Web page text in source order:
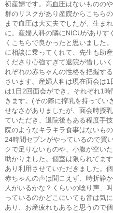
初産婦です。高血圧はないものの
群のリスクがあり産院からこちら
まで血圧は大丈夫でしたが、生ま
に。産婦人科の隣にNICUがありす
くこちらで良かったと思いました
に相談に乗ってくれて、先生も助
くださり心強すぎて退院が惜しい
れぞれの赤ちゃんの性格を把握す
さいます。産婦人科は現在面会は
は1日2回面会ができ、それぞれ1
きます。(その際に搾乳を持ってい
せなさがありましたが、面会時授
ていただき、退院後もある程度手
院のようなキラキラ食事はないも
24時間セブンがやっているので買
クで足りないものや、小腹が空い
助かりました。個室は限られてま
あり利用させていただきました。
赤ちゃんの声は聞こえず、時折静
人がいるかな？くらいの唸り声、
っているのかどこにいても音は気
あり、お産疲れもあると思うので